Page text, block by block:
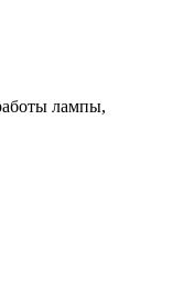
лампы,